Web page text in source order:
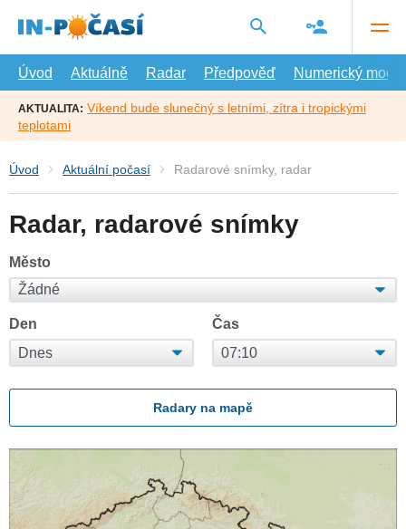
hlavní
Úvod
Aktuálně Radar Předpověď Numerický model
AKTUALITA: Víkend bude slunečný s letními, zítra i tropickými
teplotami
Úvod Aktuální počasí Radarové snímky, radar
Radar, radarové snímky
Město
Den Čas
Radary na mapě